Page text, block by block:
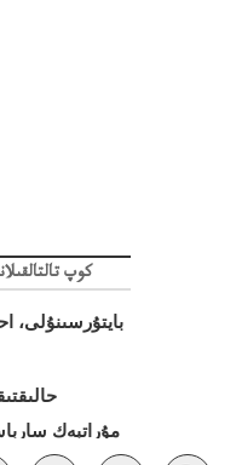
كوپ
مۇراتبەك